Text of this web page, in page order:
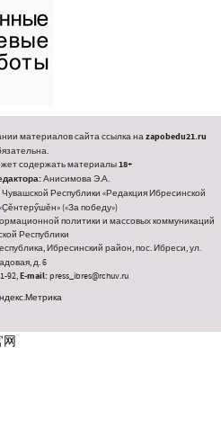
материалов сайта ссылка наzapobedu21.ru
содержать материалы18+
Анисимова Э.А.
Республики «Редакция Ибресинской
(«За победу»)
политики и массовых коммуникаций
Республики
Ибресинский район, пос. Ибреси, ул.
д. 6
92,E-mail:press_ibres@rchuv.ru